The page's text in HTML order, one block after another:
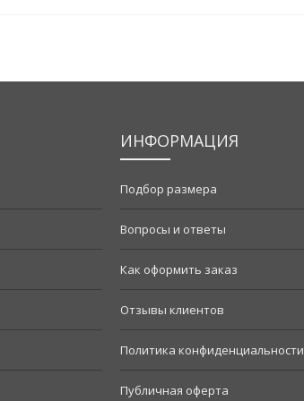
ИНФОРМАЦИЯ
Подбор размера
Вопросы и ответы
Как оформить заказ
Отзывы клиентов
Политика конфиденциальности
Публичная оферта